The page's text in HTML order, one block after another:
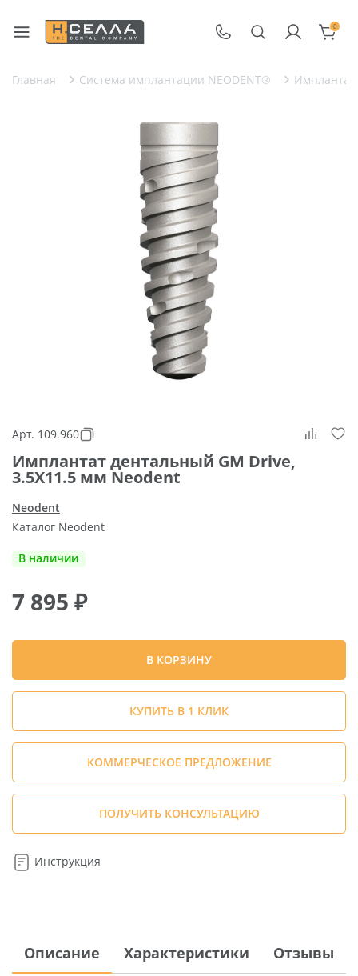
0
Главная Система имплантации NEODENT®
Арт. 109.960
Имплантат дентальный GM Drive,
3.5X11.5 мм Neodent
Neodent
Каталог Neodent
В наличии
7 895 ₽
В КОРЗИНУ
КУПИТЬ В 1 КЛИК
КОММЕРЧЕСКОЕ ПРЕДЛОЖЕНИЕ
ПОЛУЧИТЬ КОНСУЛЬТАЦИЮ
Инструкция
Описание Характеристики Отзывы